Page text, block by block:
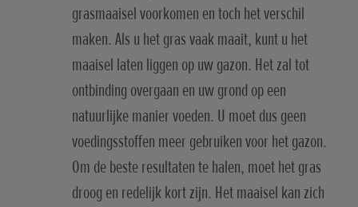
grasmaaisel voorkomen en toch het verschil
maken. Als u het gras vaak maait, kunt u het
maaisel laten liggen op uw gazon. Het zal tot
ontbinding overgaan en uw grond op een
natuurlijke manier voeden. U moet dus geen
voedingsstoffen meer gebruiken voor het gazon.
Om de beste resultaten te halen, moet het gras
droog en redelijk kort zijn. Het maaisel kan zich